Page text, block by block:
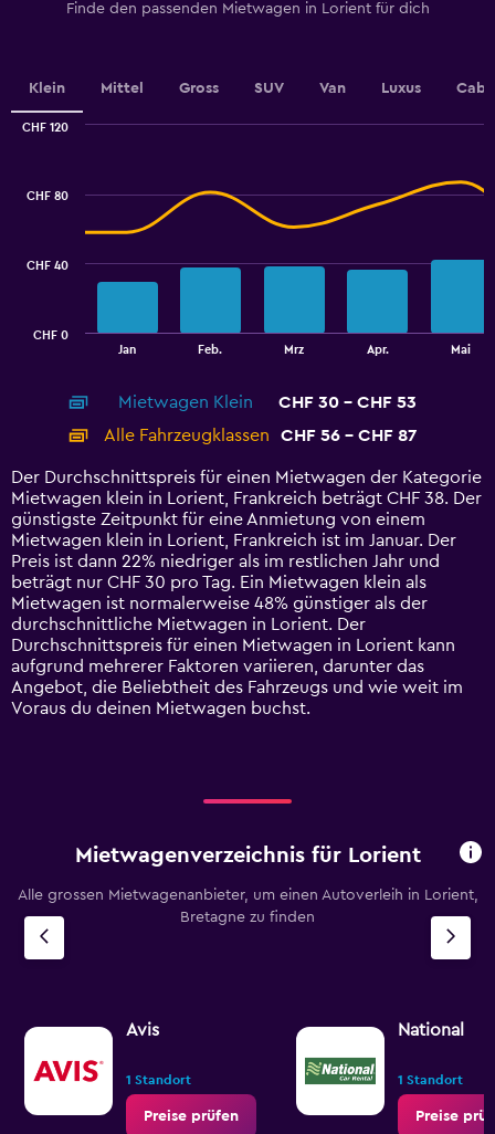
Range:
0
to
Finde den passenden Mietwagen in Lorient für dich
Klein Mittel Gross SUV Van Luxus
displaying
categories.
14
categories.
The
chart
has
1
Y
axis
displaying
values.
Range:
0
to
Jan Feb. Mrz Apr. Mai
CHF 0
CHF 40
CHF 80
CHF 120
Mietwagen Klein
CHF 30 - CHF 53
Alle Fahrzeugklassen
CHF 56 - CHF 87
Der Durchschnittspreis für einen Mietwagen der Kategorie
Mietwagen klein in Lorient, Frankreich beträgt CHF 38. Der
günstigste Zeitpunkt für eine Anmietung von einem
Mietwagen klein in Lorient, Frankreich ist im Januar. Der
Preis ist dann 22% niedriger als im restlichen Jahr und
beträgt nur CHF 30 pro Tag. Ein Mietwagen klein als
Mietwagen ist normalerweise 48% günstiger als der
durchschnittliche Mietwagen in Lorient. Der
Durchschnittspreis für einen Mietwagen in Lorient kann
aufgrund mehrerer Faktoren variieren, darunter das
Angebot, die Beliebtheit des Fahrzeugs und wie weit im
Voraus du deinen Mietwagen buchst.
Mietwagenverzeichnis für Lorient
Alle grossen Mietwagenanbieter, um einen Autoverleih in Lorient,
Bretagne zu finden
Avis
1 Standort
Preise prüfen
National
1 Standort
Preise